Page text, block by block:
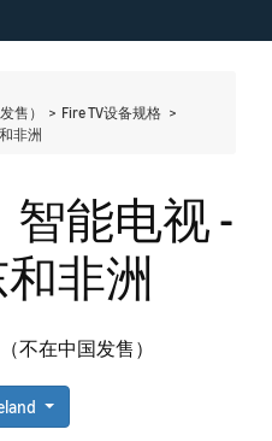
售） > Fire TV设备规格 >
非洲
智能电视 -
非洲
不在中国发售）